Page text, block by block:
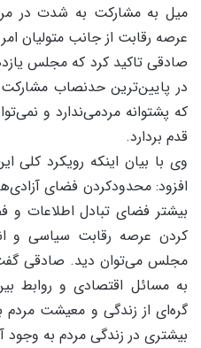
میل به مشارکت به شدت در
عرصه رقابت از جانب متولیان
صادقی تاکید کرد که مجلس
در پایین‌ترین حدنصاب
که پشتوانه مردمی‌ندارد و
قدم بردارد.
وی با بیان اینکه رویکرد
افزود: محدودکردن فضای
بیشتر فضای تبادل اطلاعات
کردن عرصه رقابت سیاسی و
مجلس می‌توان دید. صادقی
به مسائل اقتصادی و روابط
گره‌ای از زندگی و معیشت مردم
بیشتری در زندگی مردم به وجود